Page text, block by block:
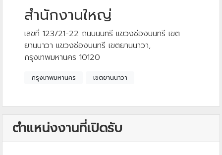
สำนักงานใหญ่
เลขที่ 123/21-22 ถนนนนทรี แขวงช่องนนทรี เขต
ยานนาวา แขวงช่องนนทรี เขตยานนาวา,
กรุงเทพมหานคร 10120
กรุงเทพมหานคร เขตยานนาวา
ตำแหน่งงานที่เปิดรับ